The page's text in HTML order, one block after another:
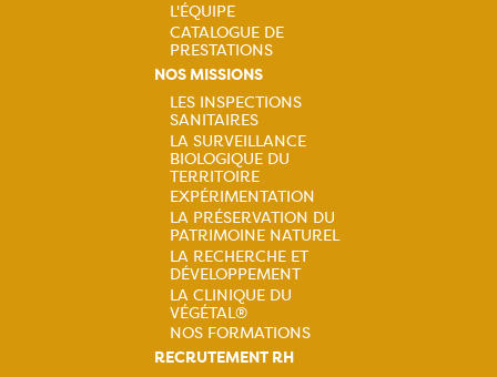
Navigation
principale
L'ÉQUIPE
CATALOGUE DE
PRESTATIONS
NOS MISSIONS
Navigation
principale
LES INSPECTIONS
SANITAIRES
LA SURVEILLANCE
BIOLOGIQUE DU
TERRITOIRE
EXPÉRIMENTATION
LA PRÉSERVATION DU
PATRIMOINE NATUREL
LA RECHERCHE ET
DÉVELOPPEMENT
LA CLINIQUE DU
VÉGÉTAL®
NOS FORMATIONS
RECRUTEMENT RH